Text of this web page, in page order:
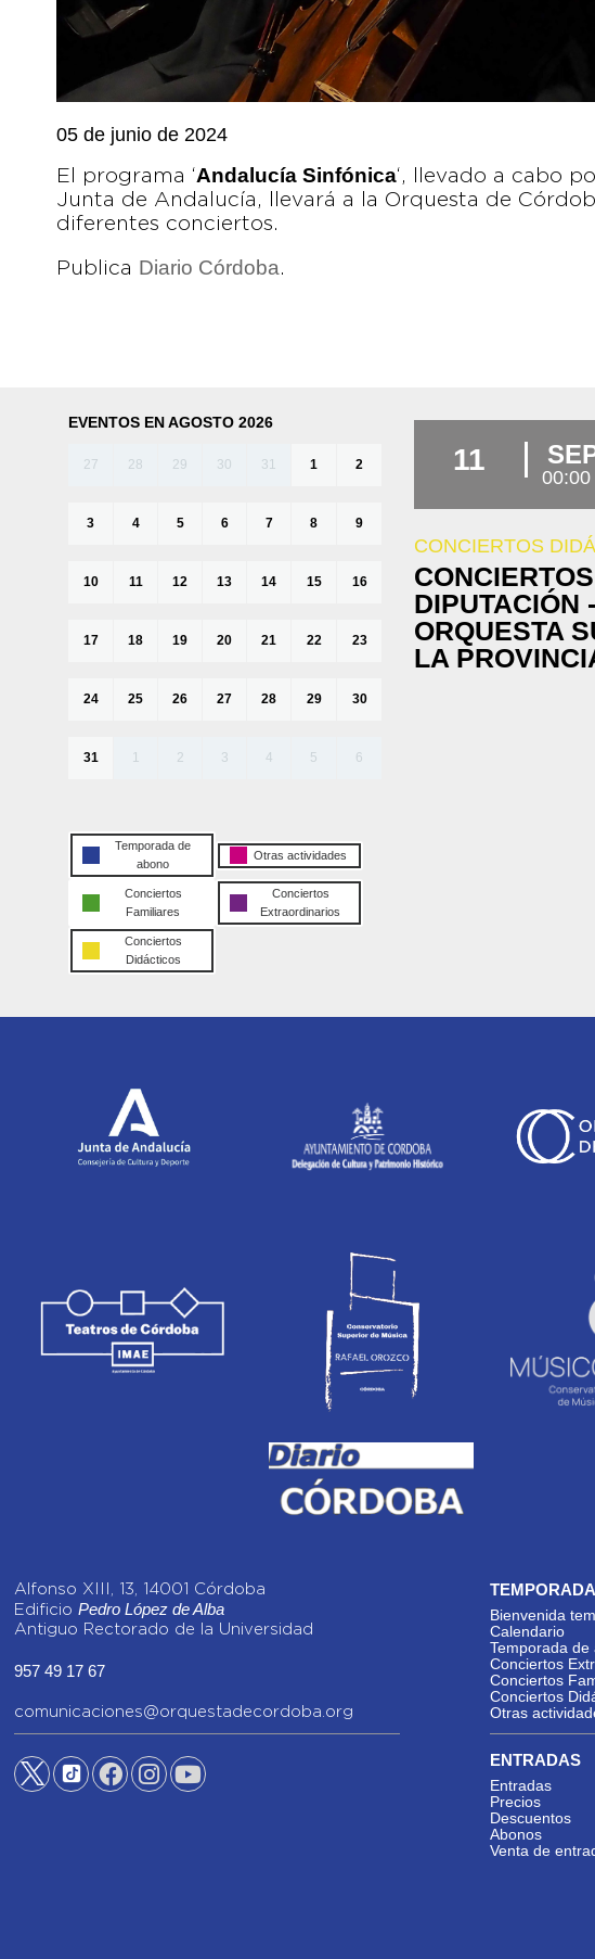
05 de junio de 2024
El programa ‘Andalucía Sinfónica‘, llevado a cabo
Junta de Andalucía, llevará a la Orquesta de
diferentes conciertos.
Publica Diario Córdoba.
EVENTOS EN AGOSTO 2026
27 28 29 30 31 1 2
3 4 5 6 7 8 9
10 11 12 13 14 15 16
17 18 19 20 21 22 23
24 25 26 27 28 29 30
31 1 2 3 4 5 6
Temporada de
abono
Otras actividades
Conciertos
Familiares
Conciertos
Extraordinarios
Conciertos
Didácticos
11
00:00
CONCIERTOS
DIPUTACIÓN
ORQUESTA
LA
Alfonso XIII, 13, 14001 Córdoba
Edificio Pedro López de Alba
Antiguo Rectorado de la Universidad
957 49 17 67
comunicaciones@orquestadecordoba.org
Bienvenida
Calendario
Temporada de
Conciertos
Conciertos
Conciertos
Otras
ENTRADAS
Entradas
Precios
Descuentos
Abonos
Venta de